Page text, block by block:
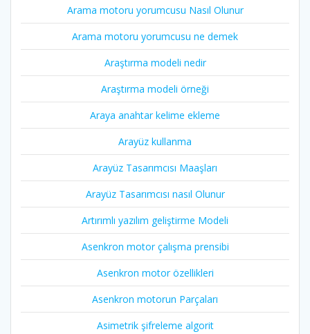
Arama motoru yorumcusu Nasıl Olunur
Arama motoru yorumcusu ne demek
Araştırma modeli nedir
Araştırma modeli örneği
Araya anahtar kelime ekleme
Arayüz kullanma
Arayüz Tasarımcısı Maaşları
Arayüz Tasarımcısı nasıl Olunur
Artırımlı yazılım geliştirme Modeli
Asenkron motor çalışma prensibi
Asenkron motor özellikleri
Asenkron motorun Parçaları
Asimetrik şifreleme algorit